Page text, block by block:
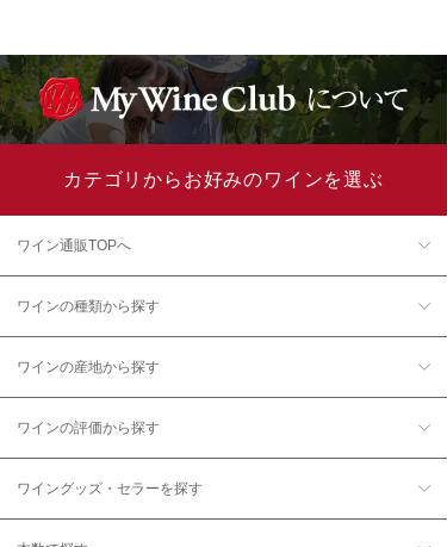
カテゴリからお好みのワインを選ぶ
ワイン通販TOPへ
ワインの種類から探す
ワインの産地から探す
ワインの評価から探す
ワイングッズ・セラーを探す